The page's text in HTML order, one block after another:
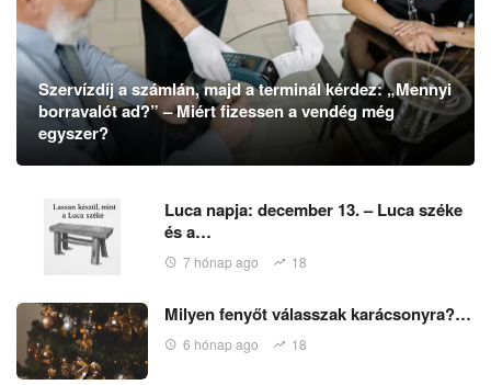
Szervízdíj a számlán, majd a terminál kérdez: „Mennyi
borravalót ad?” – Miért fizessen a vendég még
egyszer?
Luca napja: december 13. – Luca széke
és a…
7 hónap ago 18
Milyen fenyőt válasszak karácsonyra?…
6 hónap ago 18